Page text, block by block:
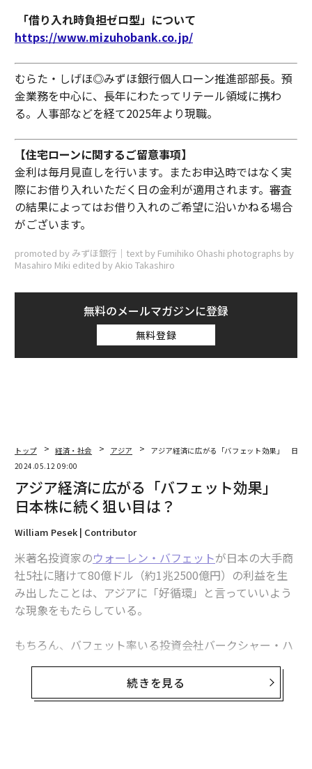
「借り入れ時負担ゼロ型」について
https://www.mizuhobank.co.jp/
むらた・しげほ◎みずほ銀行個人ローン推進部部長。預
金業務を中心に、長年にわたってリテール領域に携わ
る。人事部などを経て2025年より現職。
【住宅ローンに関するご留意事項】
金利は毎月見直しを行います。またお申込時ではなく実
際にお借り入れいただく日の金利が適用されます。審査
の結果によってはお借り入れのご希望に沿いかねる場合
がございます。
promoted by みずほ銀行｜text by Fumihiko Ohashi photographs by
Masahiro Miki edited by Akio Takashiro
無料のメールマガジンに登録
無料登録
トップ 経済・社会 アジア
アジア経済に広がる「バフェット効果」 日本
2024.05.12 09:00
アジア経済に広がる「バフェット効果」
日本株に続く狙い目は？
William Pesek | Contributor
米著名投資家のウォーレン・バフェットが日本の大手商
社5社に賭けて80億ドル（約1兆2500億円）の利益を生
み出したことは、アジアに「好循環」と言っていいよう
な現象をもたらしている。
もちろん、バフェット率いる投資会社バークシャー・ハ
サウェイが伊藤忠商事、丸紅、三菱商事、三井物産、住
友商事の株式への投資から生んだ利益というのは、「紙
の上」のもの（含み益）ではある。しかし、これらの未
続きを見る